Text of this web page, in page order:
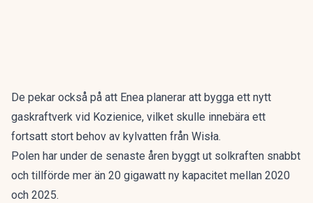
De pekar också på att Enea planerar att bygga ett nytt
gaskraftverk vid Kozienice, vilket skulle innebära ett
fortsatt stort behov av kylvatten från Wisła.
Polen har under de senaste åren byggt ut solkraften snabbt
och tillförde mer än 20 gigawatt ny kapacitet mellan 2020
och 2025.